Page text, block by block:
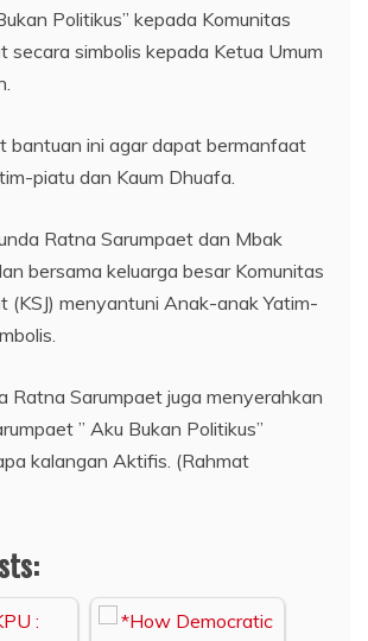
Politikus” kepada Komunitas
secara simbolis kepada Ketua Umum
bantuan ini agar dapat bermanfaat
piatu dan Kaum Dhuafa.
Ratna Sarumpaet dan Mbak
bersama keluarga besar Komunitas
(KSJ) menyantuni Anak-anak Yatim-
Ratna Sarumpaet juga menyerahkan
” Aku Bukan Politikus”
kalangan Aktifis. (Rahmat